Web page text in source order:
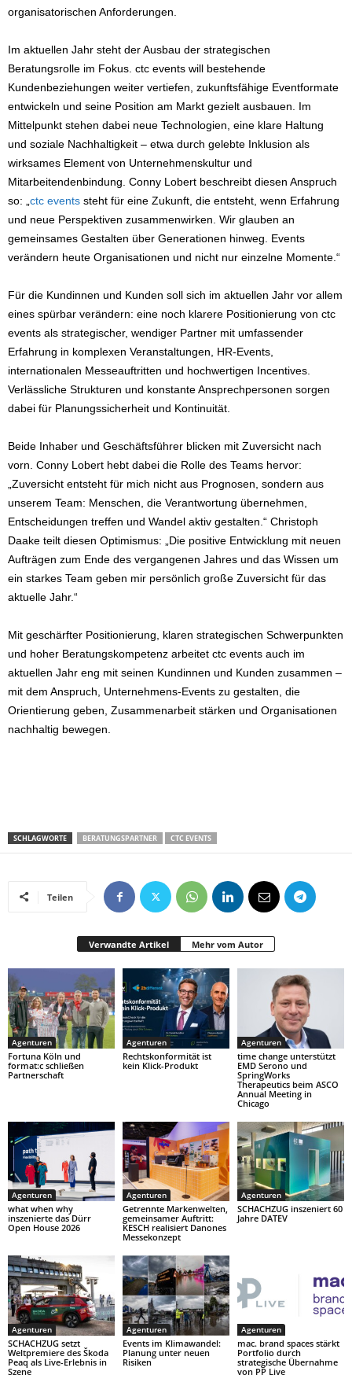
organisatorischen Anforderungen.
Im aktuellen Jahr steht der Ausbau der strategischen
Beratungsrolle im Fokus. ctc events will bestehende
Kundenbeziehungen weiter vertiefen, zukunftsfähige Eventformate
entwickeln und seine Position am Markt gezielt ausbauen. Im
Mittelpunkt stehen dabei neue Technologien, eine klare Haltung
und soziale Nachhaltigkeit – etwa durch gelebte Inklusion als
wirksames Element von Unternehmenskultur und
Mitarbeitendenbindung. Conny Lobert beschreibt diesen Anspruch
so: „ ctc events steht für eine Zukunft, die entsteht, wenn Erfahrung
und neue Perspektiven zusammenwirken. Wir glauben an
gemeinsames Gestalten über Generationen hinweg. Events
verändern heute Organisationen und nicht nur einzelne Momente.“
Für die Kundinnen und Kunden soll sich im aktuellen Jahr vor allem
eines spürbar verändern: eine noch klarere Positionierung von ctc
events als strategischer, wendiger Partner mit umfassender
Erfahrung in komplexen Veranstaltungen, HR-Events,
internationalen Messeauftritten und hochwertigen Incentives.
Verlässliche Strukturen und konstante Ansprechpersonen sorgen
dabei für Planungssicherheit und Kontinuität.
Beide Inhaber und Geschäftsführer blicken mit Zuversicht nach
vorn. Conny Lobert hebt dabei die Rolle des Teams hervor:
„Zuversicht entsteht für mich nicht aus Prognosen, sondern aus
unserem Team: Menschen, die Verantwortung übernehmen,
Entscheidungen treffen und Wandel aktiv gestalten.“ Christoph
Daake teilt diesen Optimismus: „Die positive Entwicklung mit neuen
Aufträgen zum Ende des vergangenen Jahres und das Wissen um
ein starkes Team geben mir persönlich große Zuversicht für das
aktuelle Jahr.“
Mit geschärfter Positionierung, klaren strategischen Schwerpunkten
und hoher Beratungskompetenz arbeitet ctc events auch im
aktuellen Jahr eng mit seinen Kundinnen und Kunden zusammen –
mit dem Anspruch, Unternehmens-Events zu gestalten, die
Orientierung geben, Zusammenarbeit stärken und Organisationen
nachhaltig bewegen.
SCHLAGWORTE BERATUNGSPARTNER CTC EVENTS
Teilen
Verwandte Artikel Mehr vom Autor
Agenturen
Fortuna Köln und
format:c schließen
Partnerschaft
Agenturen
Rechtskonformität ist
kein Klick-Produkt
Agenturen
time change unterstützt
EMD Serono und
SpringWorks
Therapeutics beim ASCO
Annual Meeting in
Chicago
Agenturen
what when why
inszenierte das Dürr
Open House 2026
Agenturen
Getrennte Markenwelten,
gemeinsamer Auftritt:
KESCH realisiert Danones
Messekonzept
Agenturen
SCHACHZUG inszeniert 60
Jahre DATEV
Agenturen
SCHACHZUG setzt
Weltpremiere des Škoda
Peaq als Live-Erlebnis in
Szene
Agenturen
Events im Klimawandel:
Planung unter neuen
Risiken
Agenturen
mac. brand spaces stärkt
Portfolio durch
strategische Übernahme
von PP Live